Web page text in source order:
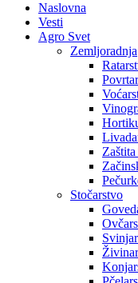
Naslovna
Vesti
Agro Svet
Zemljoradnja
Stočarstvo